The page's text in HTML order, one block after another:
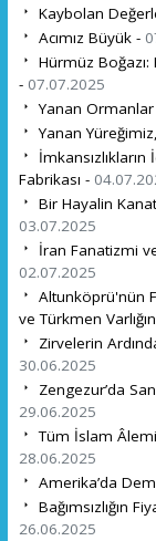
Kaybolan
Acımız Büyük -
Hürmüz
- 07.07.2025
Yanan
Yanan
Fabrikası -
Bir Hayalin
03.07.2025
İran Fanatizmi
02.07.2025
Altunköprü'nün
ve Türkmen
Zirvelerin
30.06.2025
Zengezur’da
29.06.2025
Tüm İslam
28.06.2025
Amerika’da
Bağımsızlığın
26.06.2025